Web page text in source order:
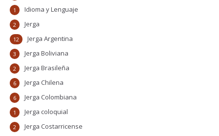
Idioma y Lenguaje
1
Jerga
2
Jerga Argentina
12
Jerga Boliviana
3
Jerga Brasileña
2
Jerga Chilena
6
Jerga Colombiana
6
Jerga coloquial
1
Jerga Costarricense
2